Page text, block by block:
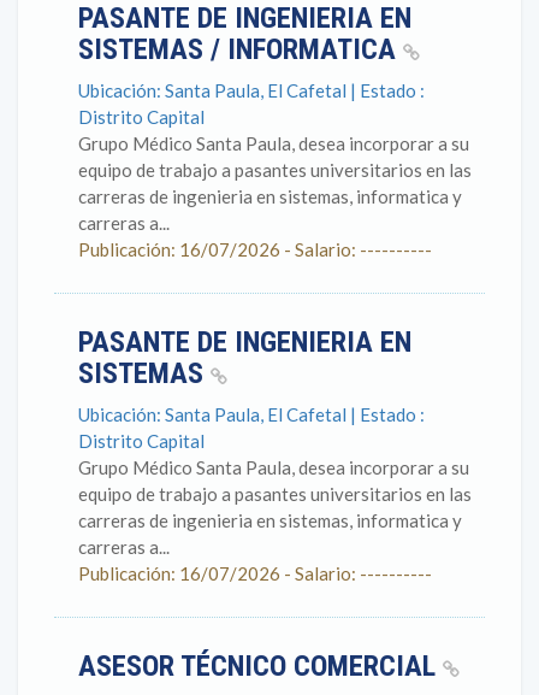
PASANTE DE INGENIERIA EN
SISTEMAS / INFORMATICA
Ubicación: Santa Paula, El Cafetal | Estado :
Distrito Capital
Grupo Médico Santa Paula, desea incorporar a su
equipo de trabajo a pasantes universitarios en las
carreras de ingenieria en sistemas, informatica y
carreras a...
Publicación: 16/07/2026 - Salario: ----------
PASANTE DE INGENIERIA EN
SISTEMAS
Ubicación: Santa Paula, El Cafetal | Estado :
Distrito Capital
Grupo Médico Santa Paula, desea incorporar a su
equipo de trabajo a pasantes universitarios en las
carreras de ingenieria en sistemas, informatica y
carreras a...
Publicación: 16/07/2026 - Salario: ----------
ASESOR TÉCNICO COMERCIAL